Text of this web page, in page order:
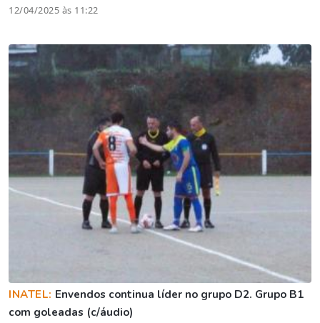
12/04/2025 às 11:22
INATEL: Envendos continua líder no grupo D2. Grupo B1
com goleadas (c/áudio)